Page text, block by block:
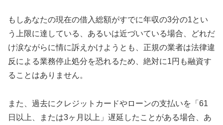
もしあなたの現在の借入総額がすでに年収の3分の1とい
う上限に達している、あるいは近づいている場合、どれだ
け涙ながらに情に訴えかけようとも、正規の業者は法律違
反による業務停止処分を恐れるため、絶対に1円も融資す
ることはありません。
また、過去にクレジットカードやローンの支払いを「61
日以上、または3ヶ月以上」遅延したことがある場合、あ